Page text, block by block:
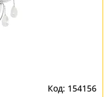
154156